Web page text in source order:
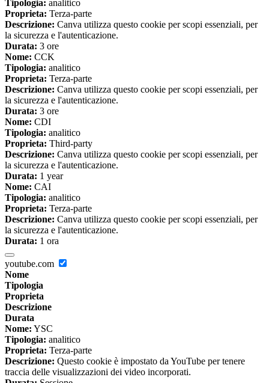
Tipologia: analitico
Proprieta: Terza-parte
Descrizione: Canva utilizza questo cookie per scopi essenziali, per
la sicurezza e l'autenticazione.
Durata: 3 ore
Nome: CCK
Tipologia: analitico
Proprieta: Terza-parte
Descrizione: Canva utilizza questo cookie per scopi essenziali, per
la sicurezza e l'autenticazione.
Durata: 3 ore
Nome: CDI
Tipologia: analitico
Proprieta: Third-party
Descrizione: Canva utilizza questo cookie per scopi essenziali, per
la sicurezza e l'autenticazione.
Durata: 1 year
Nome: CAI
Tipologia: analitico
Proprieta: Terza-parte
Descrizione: Canva utilizza questo cookie per scopi essenziali, per
la sicurezza e l'autenticazione.
Durata: 1 ora
youtube.com
Nome
Tipologia
Proprieta
Descrizione
Durata
Nome: YSC
Tipologia: analitico
Proprieta: Terza-parte
Descrizione: Questo cookie è impostato da YouTube per tenere
traccia delle visualizzazioni dei video incorporati.